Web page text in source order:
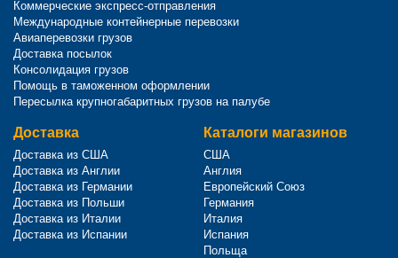
Коммерческие экспресс-отправления
Международные контейнерные перевозки
Авиаперевозки грузов
Доставка посылок
Консолидация грузов
Помощь в таможенном оформлении
Пересылка крупногабаритных грузов на палубе
Доставка
Доставка из США
Доставка из Англии
Доставка из Германии
Доставка из Польши
Доставка из Италии
Доставка из Испании
Каталоги магазинов
США
Англия
Европейский Союз
Германия
Италия
Испания
Польща